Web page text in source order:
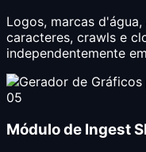
Logos, marcas
caracteres, crawls e
independentemente
05
Módulo de Ingest